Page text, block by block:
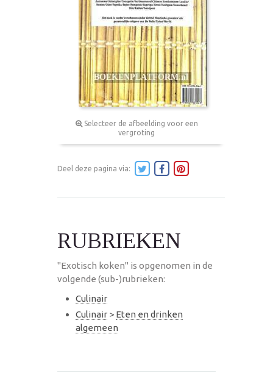
Selecteer de afbeelding voor een
vergroting
Deel deze pagina via:
RUBRIEKEN
"Exotisch koken" is opgenomen in de
volgende (sub-)rubrieken:
Culinair
Culinair > Eten en drinken
algemeen